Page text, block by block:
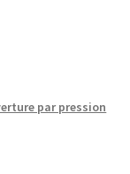
par pression